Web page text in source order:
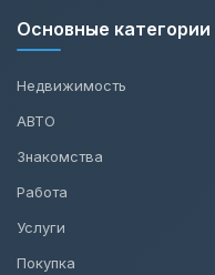
Основные категории
Недвижимость
АВТО
Знакомства
Работа
Услуги
Покупка